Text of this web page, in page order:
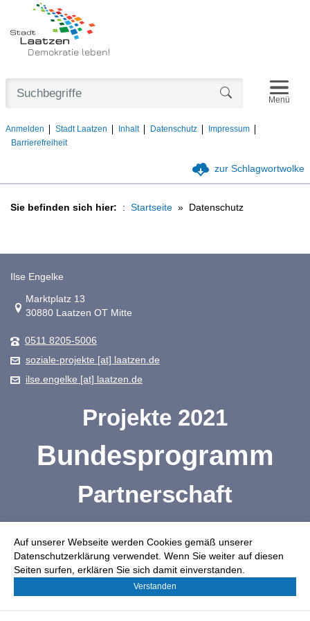
Auf unserer Webseite werden Cookies gemäß unserer
Datenschutzerklärung verwendet. Wenn Sie weiter auf diesen
Seiten surfen, erklären Sie sich damit einverstanden.
Verstanden
Demokratie leben!
Anmelden Stadt Laatzen Inhalt Datenschutz
Impressum
Barrierefreiheit
Menü
zur Schlagwortwolke
Sie befinden sich hier: Startseite Datenschutz
Ilse Engelke
Link zur Google-Maps Navigation
Marktplatz 13
30880 Laatzen OT Mitte
0511 8205-5006
soziale-projekte [at] laatzen.de
ilse.engelke [at] laatzen.de
Projekte 2021
Bundesprogramm
Partnerschaft
Projektträger
Bürgerbroschüre